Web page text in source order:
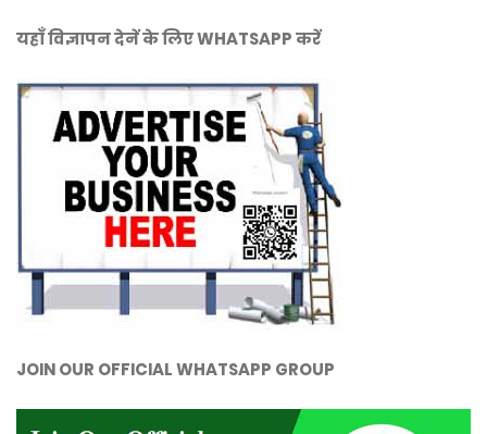
यहाँ विज्ञापन देनें के लिए WHATSAPP करें
JOIN OUR OFFICIAL WHATSAPP GROUP